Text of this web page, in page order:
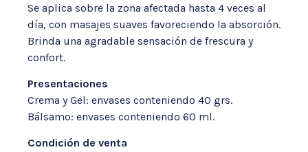
Se aplica sobre la zona afectada hasta 4 veces al
día, con masajes suaves favoreciendo la absorción.
Brinda una agradable sensación de frescura y
confort.
Presentaciones
Crema y Gel: envases conteniendo 40 grs.
Bálsamo: envases conteniendo 60 ml.
Condición de venta